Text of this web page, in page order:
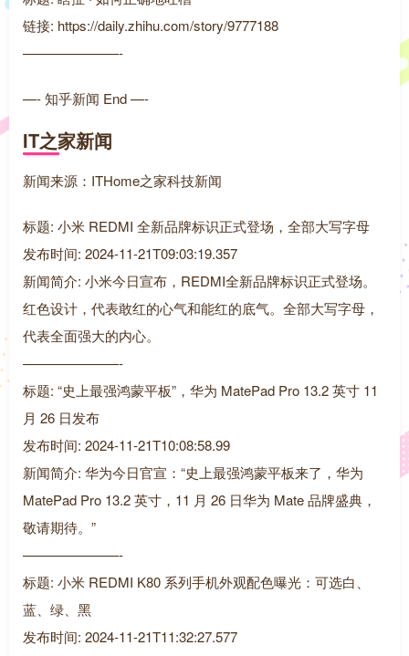
链接: https://daily.zhihu.com/story/9777188
———————-
—- 知乎新闻 End —-
IT之家新闻
新闻来源：ITHome之家科技新闻
标题: 小米 REDMI 全新品牌标识正式登场，全部大写字母
发布时间: 2024-11-21T09:03:19.357
新闻简介: 小米今日宣布，REDMI全新品牌标识正式登场。
红色设计，代表敢红的心气和能红的底气。全部大写字母，
代表全面强大的内心。
———————-
标题: “史上最强鸿蒙平板”，华为 MatePad Pro 13.2 英寸 11
月 26 日发布
发布时间: 2024-11-21T10:08:58.99
新闻简介: 华为今日官宣：“史上最强鸿蒙平板来了，华为
MatePad Pro 13.2 英寸，11 月 26 日华为 Mate 品牌盛典，
敬请期待。”
———————-
标题: 小米 REDMI K80 系列手机外观配色曝光：可选白、
蓝、绿、黑
发布时间: 2024-11-21T11:32:27.577